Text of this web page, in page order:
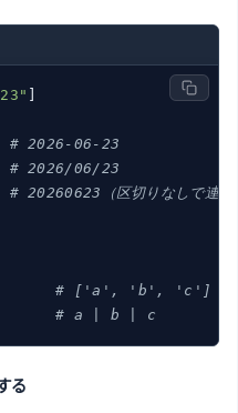
# 2026-06-23
# 2026/06/23
# 20260623（区切りなしで連結
# ['a', 'b', 'c']
# a | b | c
る